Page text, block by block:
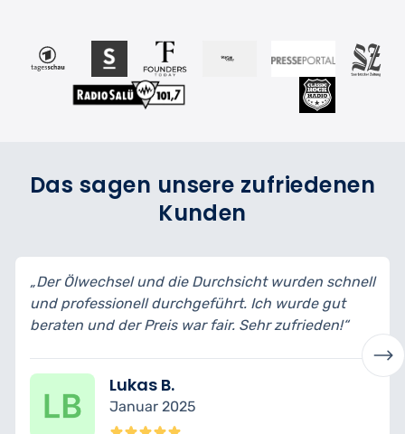
Das sagen unsere zufriedenen
Kunden
„Der Ölwechsel und die Durchsicht wurden schnell
und professionell durchgeführt. Ich wurde gut
beraten und der Preis war fair. Sehr zufrieden!“
Lukas B.
Januar 2025